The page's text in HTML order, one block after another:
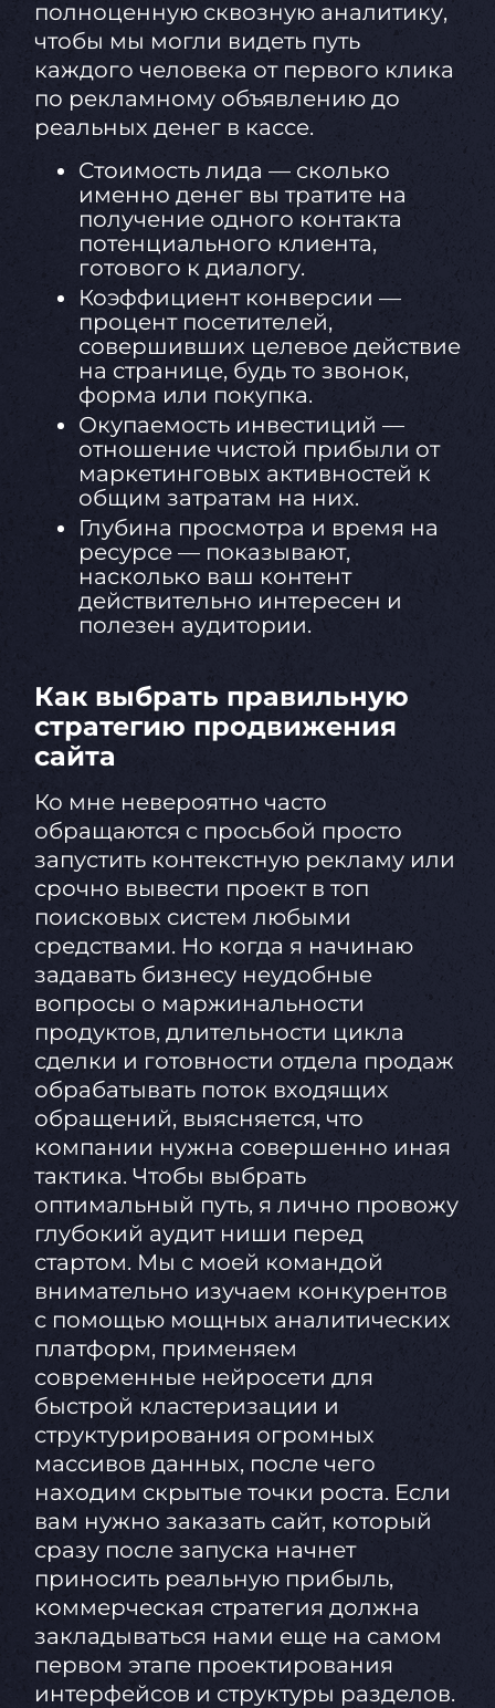
полноценную сквозную аналитику,
чтобы мы могли видеть путь
каждого человека от первого клика
по рекламному объявлению до
реальных денег в кассе.
Стоимость лида — сколько
именно денег вы тратите на
получение одного контакта
потенциального клиента,
готового к диалогу.
Коэффициент конверсии —
процент посетителей,
совершивших целевое действие
на странице, будь то звонок,
форма или покупка.
Окупаемость инвестиций —
отношение чистой прибыли от
маркетинговых активностей к
общим затратам на них.
Глубина просмотра и время на
ресурсе — показывают,
насколько ваш контент
действительно интересен и
полезен аудитории.
Как выбрать правильную
стратегию продвижения
сайта
Ко мне невероятно часто
обращаются с просьбой просто
запустить контекстную рекламу или
срочно вывести проект в топ
поисковых систем любыми
средствами. Но когда я начинаю
задавать бизнесу неудобные
вопросы о маржинальности
продуктов, длительности цикла
сделки и готовности отдела продаж
обрабатывать поток входящих
обращений, выясняется, что
компании нужна совершенно иная
тактика. Чтобы выбрать
оптимальный путь, я лично провожу
глубокий аудит ниши перед
стартом. Мы с моей командой
внимательно изучаем конкурентов
с помощью мощных аналитических
платформ, применяем
современные нейросети для
быстрой кластеризации и
структурирования огромных
массивов данных, после чего
находим скрытые точки роста. Если
вам нужно заказать сайт, который
сразу после запуска начнет
приносить реальную прибыль,
коммерческая стратегия должна
закладываться нами еще на самом
первом этапе проектирования
интерфейсов и структуры разделов.